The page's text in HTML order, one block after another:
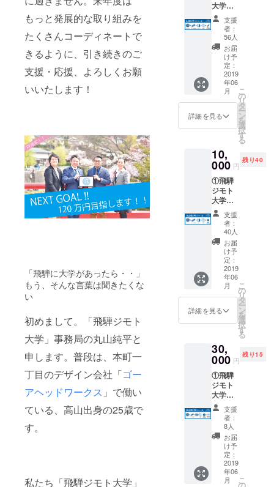
もっと発展的な取り組みを
たくさんコーディネートで
きるように、引き続きのご
支援・応援、よろしくお願
いいたします！
「飛騨に大学があったら・・」
もう、そんな言葉は聞きたくな
い
初めまして。「飛騨ジモト
大学」事務局の丸山純平と
申します。普段は、本町一
丁目のデザイン会社「ゴー
アヘッドワークス 」で働い
ている、高山出身の25歳で
す。
私たち「飛騨ジモト大学」
ログラ
ムをま
とめた
【パン
フレッ
ト】の3
点を郵
送しま
す。 ②
プログ
ラム開
催の
モト大
学の活
動進捗
を、
メール
または
郵送で
定期的
にお送
りいた
しま
す。
大学の
【ロゴ
ステッ
カー】
、お好
みのプ
ログラ
ム一つ
にオブ
ザー
バー(傍
聴者)と
してご
参加い
る【プ
ログラ
ム参加
券】、
開催プ
ログラ
ムをま
とめた
【パン
フレッ
ト】の3
点を郵
送しま
す。 ②
プログ
ラム開
催の
モト大
学の活
動進捗
を、
メール
または
郵送で
定期的
にお送
りいた
しま
す。
③【報
告書】
支援
者：
56人
お届
け予
定：
2019
年06
月
詳細を見る
こ
の
リ
タ
ー
ン
を
選
択
す
る
10,
000 円
残り40
①飛騨
ジモト
大学の
【ロゴ
ステッ
カー】
、お好
みのプ
ログラ
ム一つ
にオブ
ザー
バー(傍
聴者)と
してご
参加い
る【プ
ログラ
ム参加
券】、
開催プ
ログラ
ムをま
とめた
【パン
フレッ
ト】の3
点を郵
送しま
す。 ②
プログ
支援
者：
40人
お届
け予
定：
2019
年06
月
詳細を見る
こ
の
リ
タ
ー
ン
を
選
択
す
る
30,
000 円
残り15
①飛騨
ジモト
大学の
【ロゴ
ステッ
カー】
、お好
みのプ
ログラ
ム一つ
にオブ
ザー
支援
者：
8人
お届
け予
定：
2019
年06
月
こ